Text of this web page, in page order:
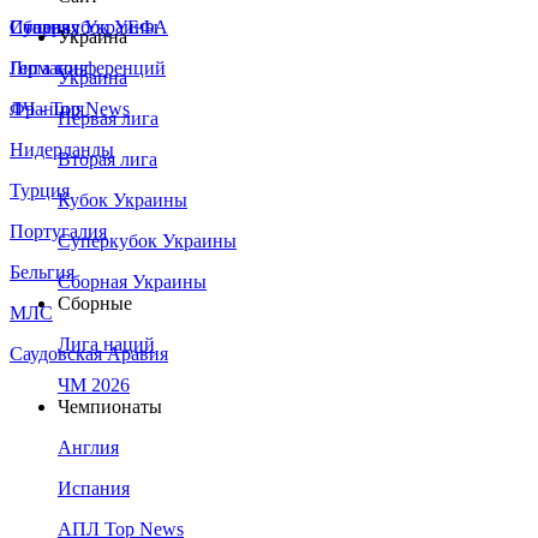
Сборная Украины
Италия
Германия
Франция
Нидерланды
Турция
Португалия
Бельгия
МЛС
Саудовская Аравия
Суперкубок УЕФА
Лига конференций
ЛЧ - Top News
Украина
Украина
Первая лига
Вторая лига
Кубок Украины
Суперкубок Украины
Сборная Украины
Сборные
Лига наций
ЧМ 2026
Чемпионаты
Англия
Испания
АПЛ Top News